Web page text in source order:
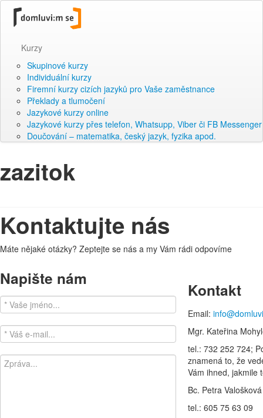
Kurzy
Skupinové kurzy
Individuální kurzy
Firemní kurzy cizích jazyků pro Vaše zaměstnance
Překlady a tlumočení
Jazykové kurzy online
Jazykové kurzy přes telefon, Whatsupp, Viber či FB Messenger
Doučování – matematika, český jazyk, fyzika apod.
zazitok
Kontaktujte nás
Máte nějaké otázky? Zeptejte se nás a my Vám rádi odpovíme
Napište nám
Kontakt
Email:
Mgr. Kateřina
tel.: 732 252 724;
znamená to, že
Vám ihned, jakmile
Bc. Petra Valošková
tel.: 605 75 63 09